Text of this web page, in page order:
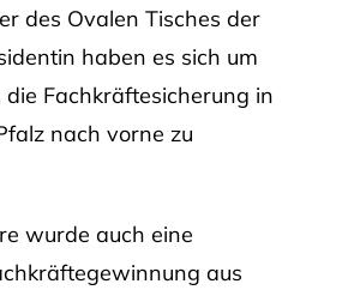
des Ovalen Tisches der
haben es sich um
die Fachkräftesicherung in
nach vorne zu
wurde auch eine
aus